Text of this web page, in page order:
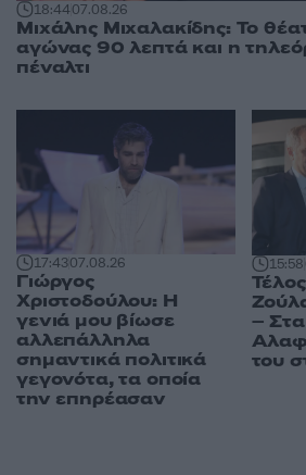
18:4407.08.26
Μιχάλης Μιχαλακίδης: Το
αγώνας 90 λεπτά και η
πέναλτι
17:4307.08.26
Γιώργος
Χριστοδούλου: Η
γενιά μου βίωσε
αλλεπάλληλα
σημαντικά πολιτικά
γεγονότα, τα οποία
την επηρέασαν
15:58
– Στα
του